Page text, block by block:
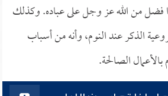
من الله عز وجل على عباده. وكذلك
الذكر عند النوم، وأنه من أسباب
الصالحة.